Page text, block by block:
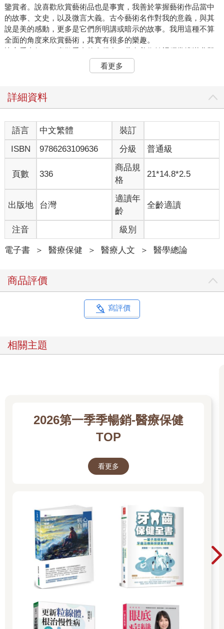
鑒賞者。說喜歡欣賞藝術品也是事實，我善於掌握藝術作品當中
的故事、文史，以及微言大義。古今藝術名作對我的意義，與其
說是美的感動，更多是它們所明講或暗示的故事。我用這種不算
全面的角度來欣賞藝術，其實有很多的樂趣。
比方看畫好了。喜歡看畫的人很多，著名美術館裡經常擠滿參觀
的人潮，每當國外的名家作品來到國內展覽時，也總是場外排著
長龍，場內摩肩擦踵。但如果我們有機會在眾多觀賞者的「好美
好感動啊！」的畫作到底畫的是哪些人物，說的是哪件事情，甚
特別喜歡跟人分享，頗為這些「我知道而別人不知道」的畫作知
識而暗自得意。
把這種愛好再推進一步，還可以跟我的專業——疾病，尤其是神
經系統的疾病——相結合。藝術反映人生，人生免不了疾病，古
往今來的名畫當中要是看不到病人，才是奇怪的事。刻意描繪疾
病或病人的畫作不是沒有，但並非主流，畫作中所出現的疾病以
及病人，大多是做為該畫講述的故事情節的一部分或背景而存在
的，這屬於畫家自覺之下的取材。但還有一些情況是畫家不自覺
的，他們作畫時無意描繪疾病，只把眼中人物如實畫出，但剛巧
畫中人物患有某種特徵明顯的疾病，這疾病就在畫家的無意妙手
之下，跨越長遠的時光，被今天的我們看見。診斷這些畫作中的
疾病，好似在幫畫家彌補認知的空缺，非常的有意思。神經學涵
的病之外，藝術家們還可能透過作品無意間披露自己罹患的神經
系統疾病，因為有些腦部的問題會導致形狀、構圖或色彩等方面
的認知障礙，因而造成畫家「畫風」的改變。偵測並推理隱藏在
藝術裡的神經學世界，比起單純的藝術欣賞樂趣倍增。
當成嚴謹的學術論文。話雖如此，由於它們各具特色而富含教育
辨識藝術裡面的神經疾病，對不同人來說有不同的價值與意義。
一般藝術欣賞者以至於專業的藝術文史工作者，會忽然發現藝術
當中別有妙趣，自己之前沒有注意過，一旦知道，就會想不斷地
的專業知識，想必更有額外的會心之樂。我在古今藝術名作當中
搜尋神經疾病的蛛絲馬跡，寫成本書，主要目的正是要與所有讀
能地用淺近的語言，講解一下相關的重點知識。寫這本書，除了
想提供讀者在藝術美感當中推理的樂趣外，也希望讓一般欣賞者
貼近看似困難的神經醫學，進一步了解自己與家人的神經系統健
康，並讓醫療同業有機會重溫有趣的神經疾病，甚至精進神經科
的專業知識。我自己對這部作品的定位，是藉此讓醫學專業人士
透過醫學而親近藝術，讓藝術欣賞者透過藝術而親近醫學，並讓
所有讀者都透過閱讀這本書而親近迷人的神經學。當然，更重要
的是，讓不拘背景的每一位讀者，都在整個閱讀過程中感到持續
的驚喜。
希望每一位讀者都能感受閱讀這本書的樂趣，一如我寫作它時感
受的那樣。
看更多
詳細資料
語言 中文繁體
裝訂
ISBN
9786263109636 分級 普通級
頁數 336
商品規
格
21*14.8*2.5
出版地 台灣
適讀年
齡
全齡適讀
注音 級別
電子書 ＞ 醫療保健 ＞ 醫療人文 ＞ 醫學總論
商品評價
寫評價
相關主題
2026第一季季暢銷-醫療保健
TOP
看更多